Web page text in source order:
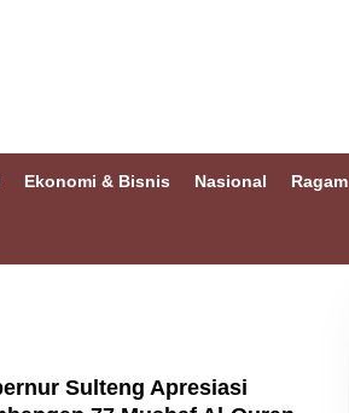
Ekonomi & Bisnis Nasional Ragam
Sulteng Apresiasi